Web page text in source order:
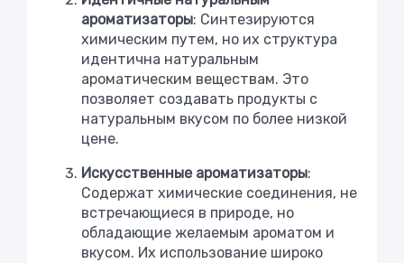
ароматизаторы: Синтезируются
химическим путем, но их структура
идентична натуральным
ароматическим веществам. Это
позволяет создавать продукты с
натуральным вкусом по более низкой
цене.
Искусственные ароматизаторы:
Содержат химические соединения, не
встречающиеся в природе, но
обладающие желаемым ароматом и
вкусом. Их использование широко